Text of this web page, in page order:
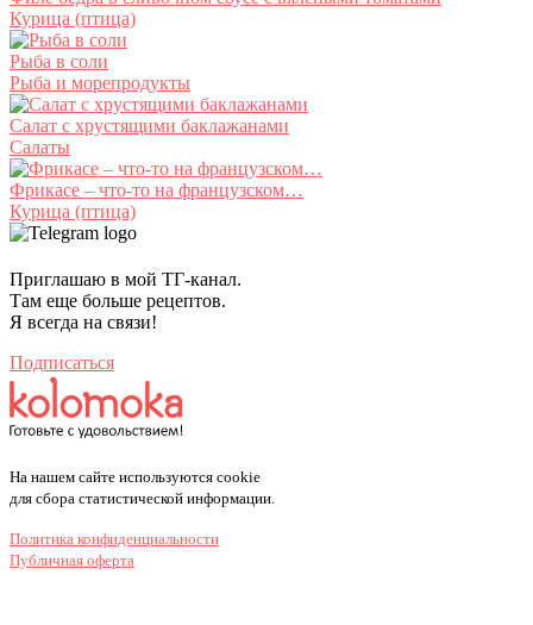
Курица (птица)
Рыба в соли
Рыба и морепродукты
Салат с хрустящими баклажанами
Салаты
Фрикасе – что-то на французском…
Курица (птица)
Приглашаю в мой ТГ-канал.
Там еще больше рецептов.
Я всегда на связи!
Подписаться
На нашем сайте используются cookie
для сбора статистической информации.
Политика конфиденциальности
Публичная оферта